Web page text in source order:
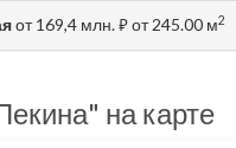
от 169,4 млн.⃏от 245.00 м2
на карте